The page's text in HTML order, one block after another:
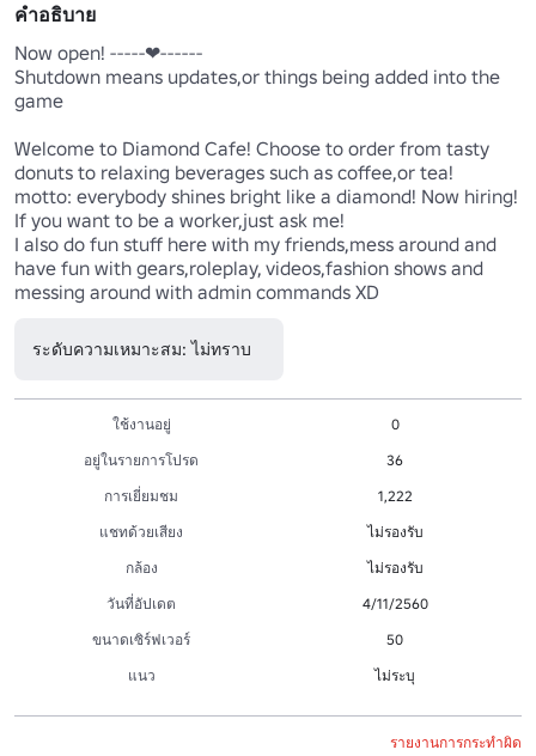
คำอธิบาย
Now open! -----❤------
Shutdown means updates,or things being added into the
game
Welcome to Diamond Cafe! Choose to order from tasty
donuts to relaxing beverages such as coffee,or tea!
motto: everybody shines bright like a diamond! Now hiring!
If you want to be a worker,just ask me!
I also do fun stuff here with my friends,mess around and
have fun with gears,roleplay, videos,fashion shows and
messing around with admin commands XD
ระดับความเหมาะสม: ไม่ทราบ
ใช้งานอยู่
0
อยู่ในรายการโปรด
36
การเยี่ยมชม
1,222
แชทด้วยเสียง
ไม่รองรับ
กล้อง
ไม่รองรับ
วันที่อัปเดต
4/11/2560
ขนาดเซิร์ฟเวอร์
50
แนว
ไม่ระบุ
รายงานการกระทำผิด